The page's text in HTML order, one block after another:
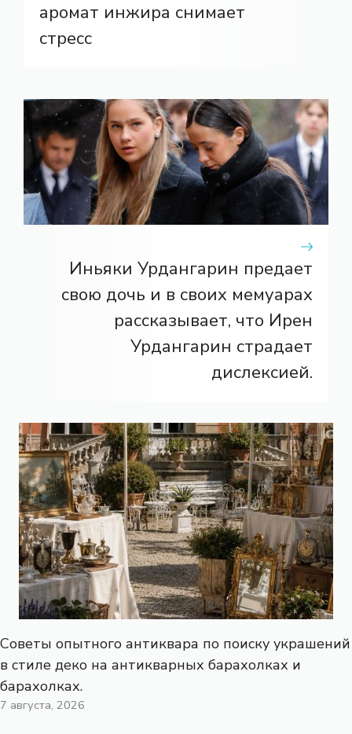
аромат инжира снимает
стресс
Иньяки Урдангарин предает
свою дочь и в своих мемуарах
рассказывает, что Ирен
Урдангарин страдает
дислексией.
Советы опытного антиквара по поиску украшений
в стиле деко на антикварных барахолках и
барахолках.
7 августа, 2026